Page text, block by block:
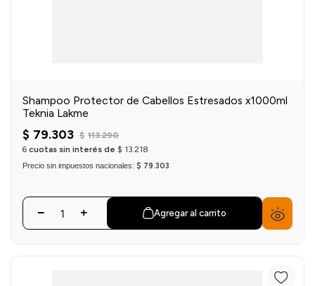
Shampoo Protector de Cabellos Estresados x1000ml
Teknia Lakme
$ 79.303 $ 113.290
6 cuotas sin interés de $ 13.218
Precio sin impuestos nacionales: $ 79.303
Agregar al carrito